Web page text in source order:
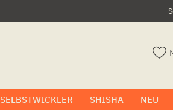
SELBSTWICKLER SHISHA NEU